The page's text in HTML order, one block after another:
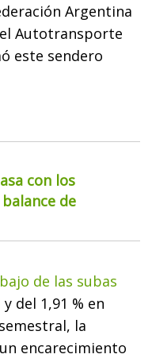
Argentina
Autotransporte
este sendero
con los
de
de las subas
y del 1,91 % en
la
encarecimiento